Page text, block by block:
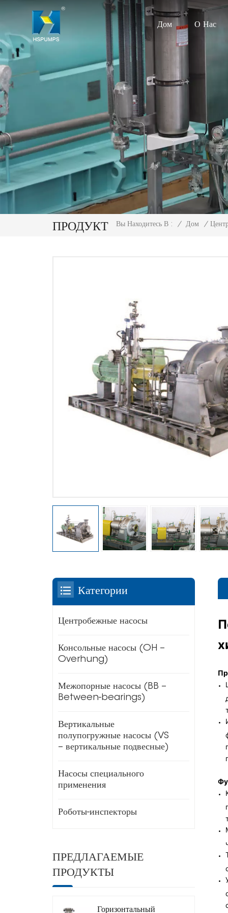
Дом О Нас
ПРОДУКТ Вы Находитесь В : / Дом /
Категории
Центробежные насосы
Консольные насосы (OH –
Overhung)
Межопорные насосы (BB –
Between-bearings)
Вертикальные
полупогружные насосы (VS
– вертикальные подвесные)
Насосы специального
применения
Роботы-инспекторы
ПРЕДЛАГАЕМЫЕ
ПРОДУКТЫ
Горизонтальный